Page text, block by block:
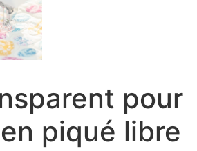
pour
piqué libre